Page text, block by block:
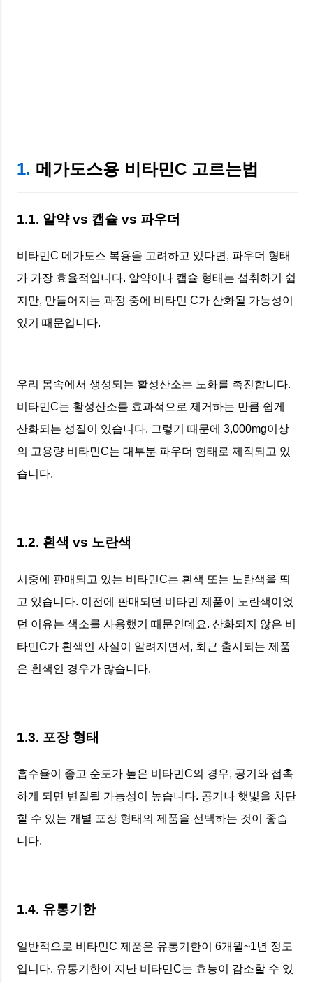
1. 메가도스용 비타민C 고르는법
1.1. 알약 vs 캡슐 vs 파우더
비타민C 메가도스 복용을 고려하고 있다면, 파우더 형태
가 가장 효율적입니다. 알약이나 캡슐 형태는 섭취하기 쉽
지만, 만들어지는 과정 중에 비타민 C가 산화될 가능성이
있기 때문입니다.
우리 몸속에서 생성되는 활성산소는 노화를 촉진합니다.
비타민C는 활성산소를 효과적으로 제거하는 만큼 쉽게
산화되는 성질이 있습니다. 그렇기 때문에 3,000mg이상
의 고용량 비타민C는 대부분 파우더 형태로 제작되고 있
습니다.
1.2. 흰색 vs 노란색
시중에 판매되고 있는 비타민C는 흰색 또는 노란색을 띄
고 있습니다. 이전에 판매되던 비타민 제품이 노란색이었
던 이유는 색소를 사용했기 때문인데요. 산화되지 않은 비
타민C가 흰색인 사실이 알려지면서, 최근 출시되는 제품
은 흰색인 경우가 많습니다.
1.3. 포장 형태
흡수율이 좋고 순도가 높은 비타민C의 경우, 공기와 접촉
하게 되면 변질될 가능성이 높습니다. 공기나 햇빛을 차단
할 수 있는 개별 포장 형태의 제품을 선택하는 것이 좋습
니다.
1.4. 유통기한
일반적으로 비타민C 제품은 유통기한이 6개월~1년 정도
입니다. 유통기한이 지난 비타민C는 효능이 감소할 수 있